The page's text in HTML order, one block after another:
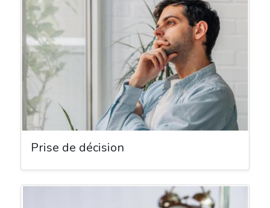
Prise de décision